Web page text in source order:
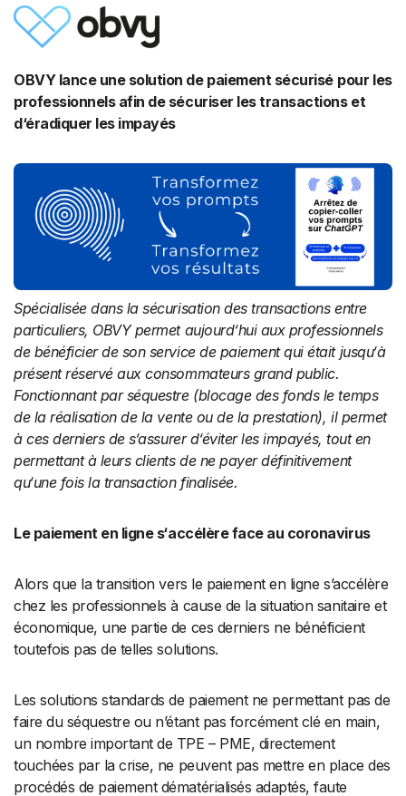
OBVY lance unesolution de paiement sécurisé pour les
professionnelsafin desécuriser les transactions et
d‘éradiquer les impayés
Spécialisée dans la sécurisation des transactions entre
particuliers, OBVYpermet aujourd‘hui aux professionnels
de bénéficier de son service de paiementqui était jusqu‘à
présent réservé aux consommateurs grand public.
Fonctionnant par séquestre (blocage des fonds le temps
de la réalisation de la vente ou de la prestation), il permet
à ces derniers de s‘assurerd‘éviter lesimpayés, tout en
permettant à leurs clients de ne payer définitivement
qu‘une fois la transaction finalisée.
Le paiement en ligne s‘accélère face au coronavirus
Alors que la transition vers le paiement en ligne s’accélère
chez les professionnels à cause de la situation sanitaire et
économique, une partie de ces derniers ne bénéficient
toutefois pas de telles solutions.
Les solutions standards de paiement ne permettant pas de
faire du séquestre ou n’étant pas forcément clé en main,
un nombre important de TPE – PME, directement
touchées par la crise, ne peuvent pas mettre en place des
procédés de paiement dématérialisés adaptés, faute